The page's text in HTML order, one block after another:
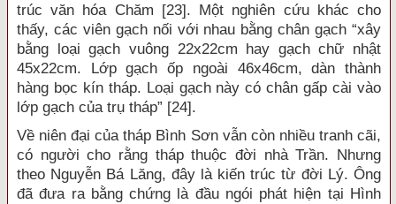
trúc văn hóa Chăm [23]. Một nghiên cứu khác cho
thấy, các viên gạch nối với nhau bằng chân gạch “xây
bằng loại gạch vuông 22x22cm hay gạch chữ nhật
45x22cm. Lớp gạch ốp ngoài 46x46cm, dàn thành
hàng bọc kín tháp. Loại gạch này có chân gấp cài vào
lớp gạch của trụ tháp” [24].
Về niên đại của tháp Bình Sơn vẫn còn nhiều tranh cãi,
có người cho rằng tháp thuộc đời nhà Trần. Nhưng
theo Nguyễn Bá Lăng, đây là kiến trúc từ đời Lý. Ông
đã đưa ra bằng chứng là đầu ngói phát hiện tại Hình